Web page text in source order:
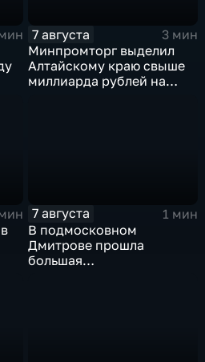
7 августа
3 мин
Минпромторг выделил
Алтайскому краю свыше
миллиарда рублей на
7 августа
1 мин
В подмосковном
Дмитрове прошла
большая